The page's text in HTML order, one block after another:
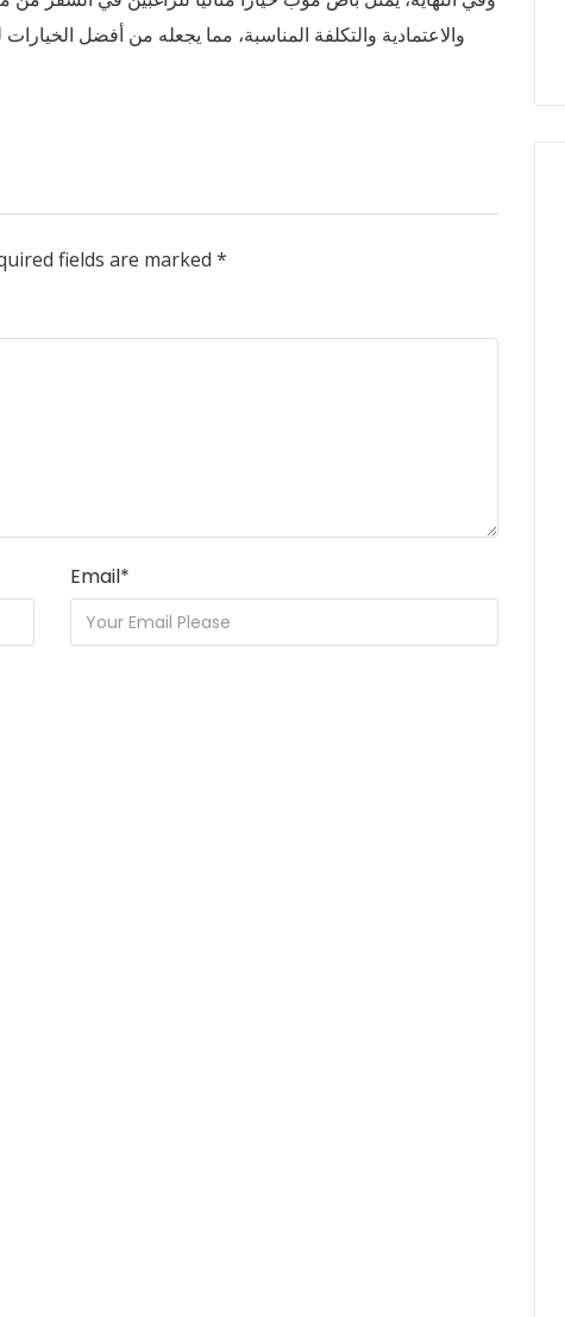
والاعتمادية والتكلفة المناسبة، مما يجعله من أفضل
fields are marked *
Email*